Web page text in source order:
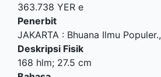
363.738 YER e
Penerbit
JAKARTA : Bhuana Ilmu Populer.,
Deskripsi Fisik
168 hlm; 27.5 cm